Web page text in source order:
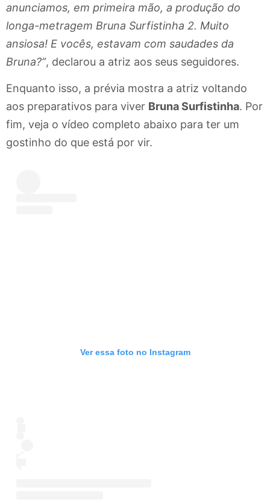
anunciamos, em primeira mão, a produção do
longa-metragem Bruna Surfistinha 2. Muito
ansiosa! E vocês, estavam com saudades da
Bruna?”, declarou a atriz aos seus seguidores.
Enquanto isso, a prévia mostra a atriz voltando
aos preparativos para viver Bruna Surfistinha. Por
fim, veja o vídeo completo abaixo para ter um
gostinho do que está por vir.
Ver essa foto no Instagram